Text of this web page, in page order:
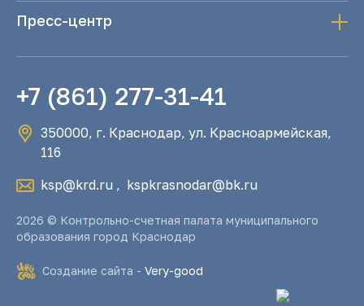
Пресс-центр
+7 (861) 277-31-41
350000, г. Краснодар, ул. Красноармейская,
116
ksp@krd.ru , kspkrasnodar@bk.ru
2026 © Контрольно-счетная палата муниципального
образования город Краснодар
Создание сайта - Very-good